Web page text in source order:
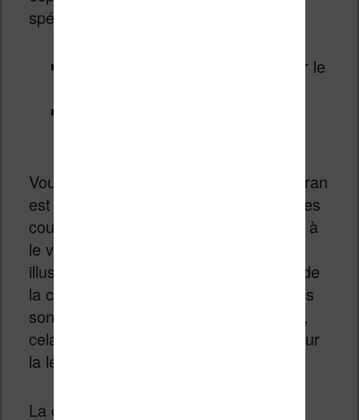
spécifications mentionnent ceci :
1072 x 1448 pixels – 300 dpi pour le
Vous avez bien lu : la résolution de l’écran
est inférieure lorsqu’il s’agit d’afficher des
couleurs. Cependant, on a bien du mal à
le voir en pratique puisque toute
illustration combine à la fois du noir et de
la couleur. Dans la mesure ou les textes
sont imprimés à 99% du temps en noir,
cela ne pose donc pas de problème pour
la lecture.
La couleur n’est plus une surprise,